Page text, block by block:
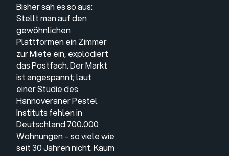
Bisher sah es so aus:
Stellt man auf den
gewöhnlichen
Plattformen ein Zimmer
zur Miete ein, explodiert
das Postfach. Der Markt
ist angespannt; laut
einerStudie des
Hannoveraner Pestel
Instituts fehlen in
Deutschland 700.000
Wohnungen – so viele wie
seit 30 Jahren nicht. Kaum